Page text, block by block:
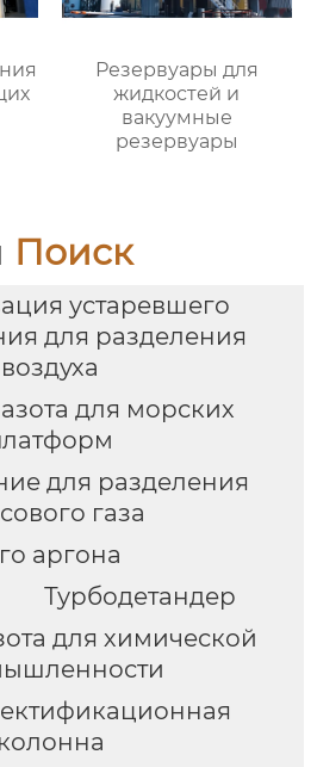
Резервуары для
жидкостей и
вакуумные
резервуары
Поиск
устаревшего
для разделения
воздуха
для морских
для разделения
газа
аргона
Турбодетандер
для химической
колонна